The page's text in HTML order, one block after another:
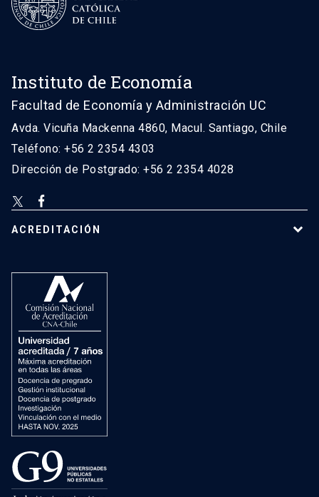
Instituto de Economía
Facultad de Economía y Administración UC
Avda. Vicuña Mackenna 4860, Macul. Santiago, Chile
Teléfono: +56 2 2354 4303
Dirección de Postgrado: +56 2 2354 4028
ACREDITACIÓN